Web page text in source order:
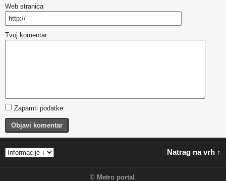
Web stranica
Tvoj komentar
Zapamti podatke
Objavi komentar
Natrag na vrh ↑
© Metro portal .